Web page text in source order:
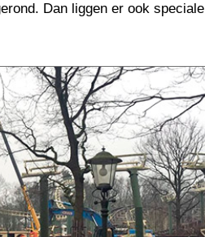
Dan liggen er ook speciale